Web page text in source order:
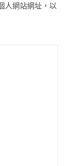
人網站網址，以